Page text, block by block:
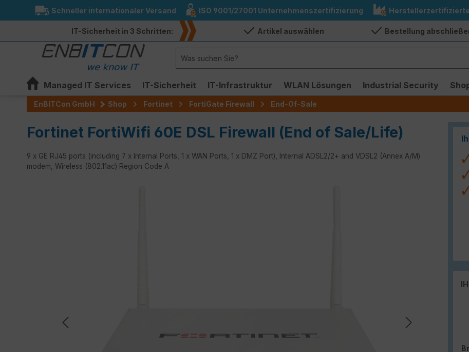
Zur Hauptnavigation springen
Schneller internationaler Versand ISO 9001/27001 Unternehmenszertifizierung
IT-Sicherheit in 3 Schritten: Artikel auswählen Bestellung
Managed IT Services IT-Sicherheit IT-Infrastruktur WLAN Lösungen Industrial Security
EnBITCon GmbH Shop Fortinet FortiGate Firewall End-Of-Sale
Fortinet FortiWifi 60E DSL Firewall (End of Sale/Life)
9 x GE RJ45 ports (including 7 x Internal Ports, 1 x WAN Ports, 1 x DMZ Port), Internal ADSL2/2+ and VDSL2 (Annex A/M)
modem, Wireless (802.11ac) Region Code A